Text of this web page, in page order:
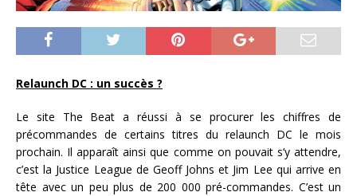
Relaunch DC : un succès ?
Le site The Beat a réussi à se procurer les chiffres de
précommandes de certains titres du relaunch DC le mois
prochain. Il apparaît ainsi que comme on pouvait s’y attendre,
c’est la Justice League de Geoff Johns et Jim Lee qui arrive en
tête avec un peu plus de 200 000 pré-commandes. C’est un